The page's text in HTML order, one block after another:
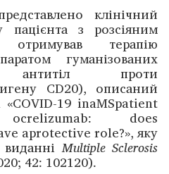
клінічний
з розсіяним
терапію
гуманізованих
антитіл проти
CD20), описаний
19 inaMSpatient
does
aprotective role?», яку
виданніMultiple Sclerosis
42: 102120).